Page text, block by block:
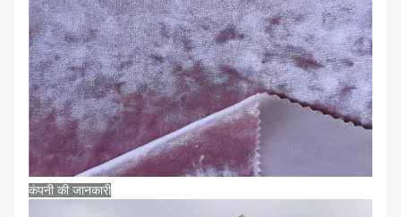
कंपनी की जानकारी